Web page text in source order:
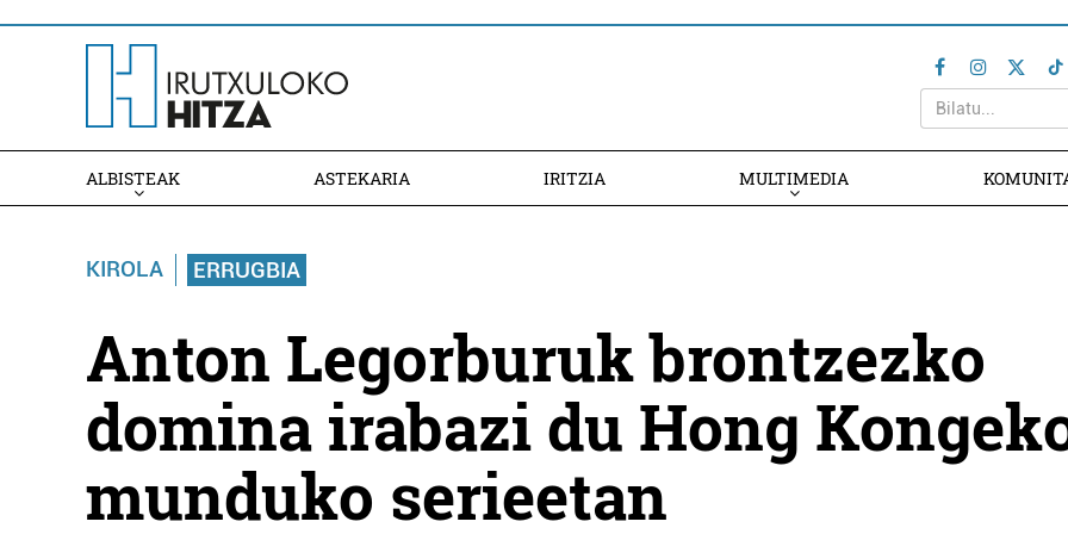
ALBISTEAK ASTEKARIA IRITZIA MULTIMEDIA
KIROLA ERRUGBIA
Anton Legorburuk brontzezko
domina irabazi du Hong
munduko serieetan